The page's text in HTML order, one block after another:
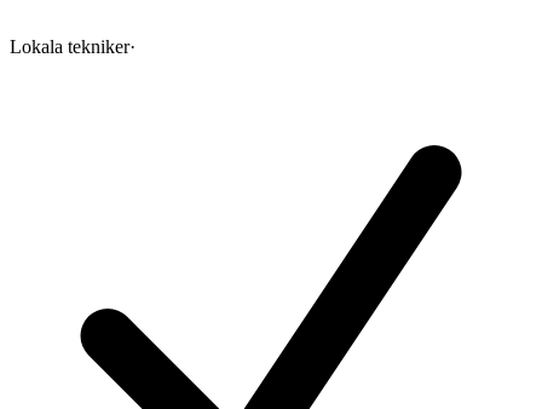
Lokala tekniker·